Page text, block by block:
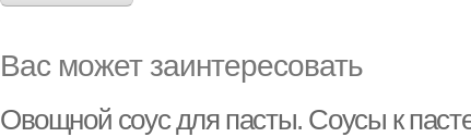
Вас может заинтересовать
Овощной соус для пасты. Соусы к